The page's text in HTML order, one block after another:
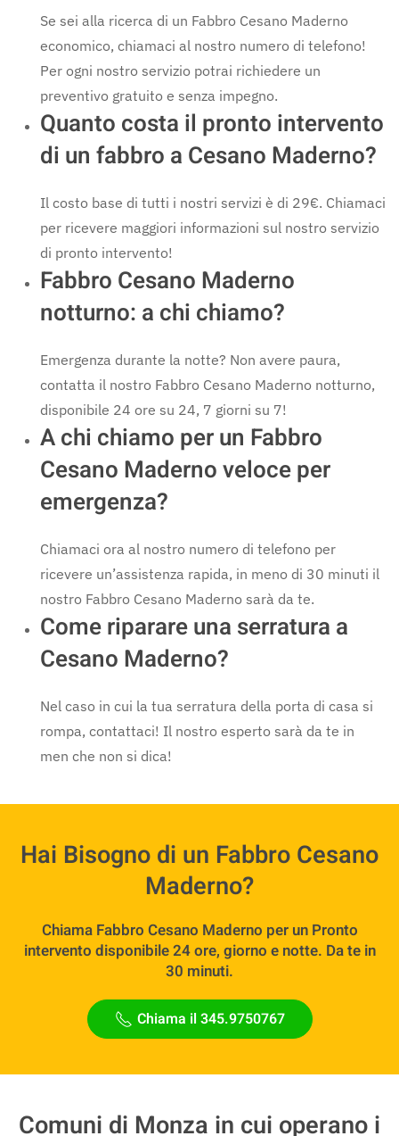
Se sei alla ricerca di un Fabbro Cesano Maderno
economico, chiamaci al nostro numero di telefono!
Per ogni nostro servizio potrai richiedere un
preventivo gratuito e senza impegno.
Quanto costa il pronto intervento
di un fabbro a Cesano Maderno?
Il costo base di tutti i nostri servizi è di 29€. Chiamaci
per ricevere maggiori informazioni sul nostro servizio
di pronto intervento!
Fabbro Cesano Maderno
notturno: a chi chiamo?
Emergenza durante la notte? Non avere paura,
contatta il nostro Fabbro Cesano Maderno notturno,
disponibile 24 ore su 24, 7 giorni su 7!
A chi chiamo per un Fabbro
Cesano Maderno veloce per
emergenza?
Chiamaci ora al nostro numero di telefono per
ricevere un’assistenza rapida, in meno di 30 minuti il
nostro Fabbro Cesano Maderno sarà da te.
Come riparare una serratura a
Cesano Maderno?
Nel caso in cui la tua serratura della porta di casa si
rompa, contattaci! Il nostro esperto sarà da te in
men che non si dica!
Hai Bisogno di un Fabbro Cesano
Maderno?
Chiama Fabbro Cesano Maderno per un Pronto
intervento disponibile 24 ore, giorno e notte. Da te in
30 minuti.
Chiama il 345.9750767
Comuni di Monza in cui operano i